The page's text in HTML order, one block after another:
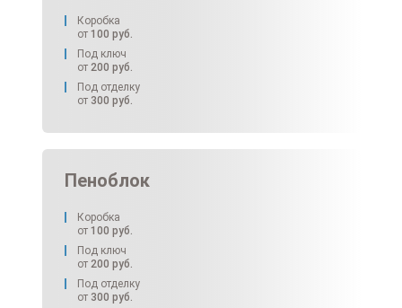
Коробка
от 100 руб.
Под ключ
от 200 руб.
Под отделку
от 300 руб.
Пеноблок
Коробка
от 100 руб.
Под ключ
от 200 руб.
Под отделку
от 300 руб.